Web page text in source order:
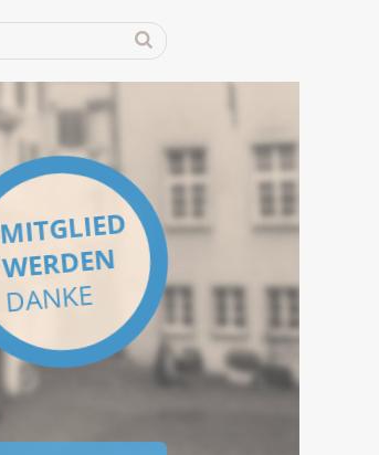
MITGLIED
WERDEN
DANKE